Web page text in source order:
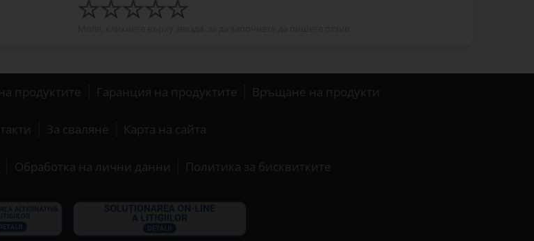
продуктите Гаранция на продуктите Връщане на продукти
За сваляне Карта на сайта
Обработка на лични данни Политика за бисквитките